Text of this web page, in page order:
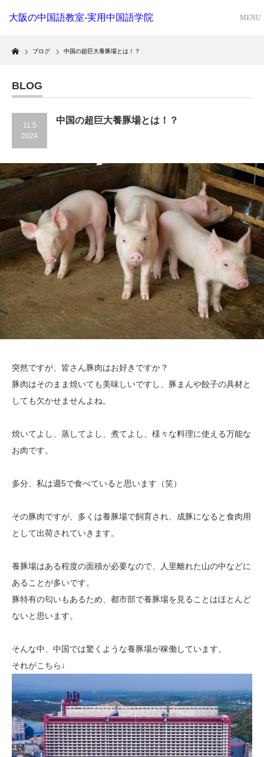
大阪の中国語教室-実用中国語学院
Home
ブログ 中国の超巨大養豚場とは！？
BLOG
11.5
2024
中国の超巨大養豚場とは！？
突然ですが、皆さん豚肉はお好きですか？
豚肉はそのまま焼いても美味しいですし、豚まんや餃子の具材と
しても欠かせませんよね。
焼いてよし、蒸してよし、煮てよし、様々な料理に使える万能な
お肉です。
多分、私は週5で食べていると思います（笑）
その豚肉ですが、多くは養豚場で飼育され、成豚になると食肉用
として出荷されていきます。
養豚場はある程度の面積が必要なので、人里離れた山の中などに
あることが多いです。
豚特有の匂いもあるため、都市部で養豚場を見ることはほとんど
ないと思います。
そんな中、中国では驚くような養豚場が稼働しています。
それがこちら↓